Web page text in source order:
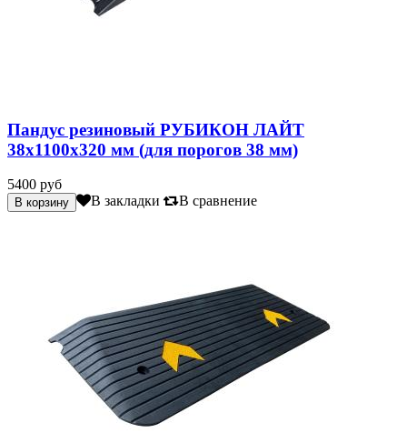
Пандус резиновый РУБИКОН ЛАЙТ
38х1100х320 мм (для порогов 38 мм)
5400 руб
В закладки В сравнение